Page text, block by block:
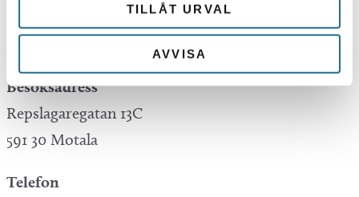
TILLÅT URVAL
AVVISA
Besöksadress
Repslagaregatan 13C
591 30 Motala
Telefon